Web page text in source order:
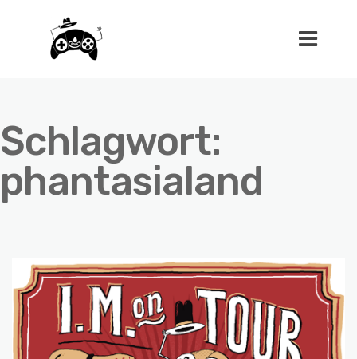
Schlagwort:
phantasialand